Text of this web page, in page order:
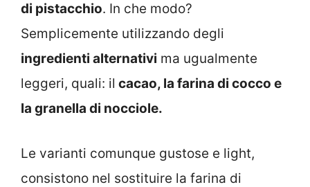
di pistacchio. In che modo?
Semplicemente utilizzando degli
ingredienti alternativi ma ugualmente
leggeri, quali: il cacao, la farina di cocco e
la granella di nocciole.
Le varianti comunque gustose e light,
consistono nel sostituire la farina di